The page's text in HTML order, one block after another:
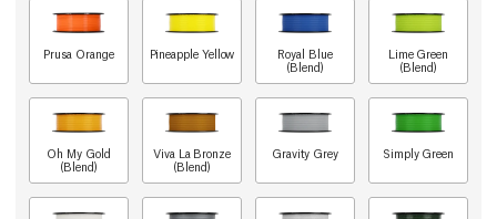
Prusa Orange Pineapple Yellow
Royal Blue
(Blend)
Lime Green
(Blend)
Oh My Gold
(Blend)
Viva La Bronze
(Blend)
Gravity Grey Simply Green